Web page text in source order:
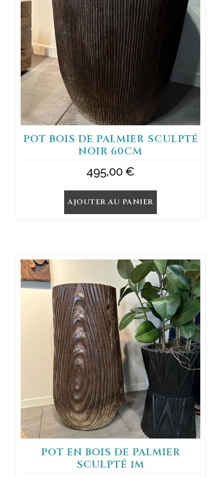
POT BOIS DE PALMIER SCULPTÉ
NOIR 60CM
495,00€
AJOUTER AU PANIER
POT EN BOIS DE PALMIER
SCULPTÉ 1M